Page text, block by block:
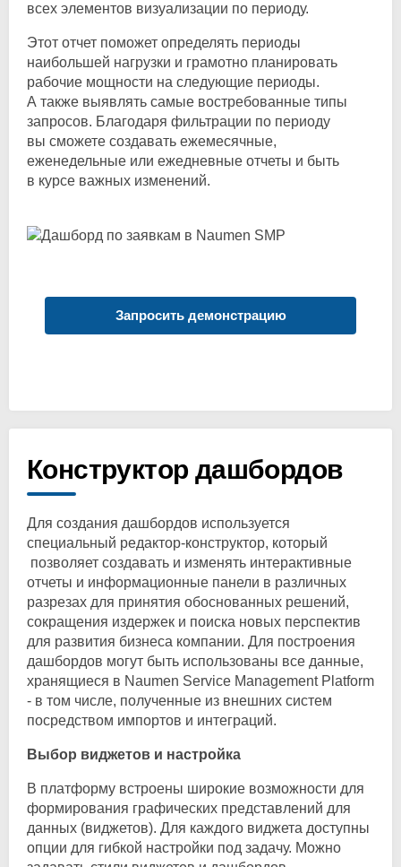
всех элементов визуализации по периоду.
Этот отчет поможет определять периоды
наибольшей нагрузки и грамотно планировать
рабочие мощности на следующие периоды.
А также выявлять самые востребованные типы
запросов. Благодаря фильтрации по периоду
вы сможете создавать ежемесячные,
еженедельные или ежедневные отчеты и быть
в курсе важных изменений.
Запросить демонстрацию
Конструктор дашбордов
Для создания дашбордов используется
специальный редактор-конструктор, который
позволяет создавать и изменять интерактивные
отчеты и информационные панели в различных
разрезах для принятия обоснованных решений,
сокращения издержек и поиска новых перспектив
для развития бизнеса компании. Для построения
дашбордов могут быть использованы все данные,
хранящиеся в Naumen Service Management Platform
- в том числе, полученные из внешних систем
посредством импортов и интеграций.
Выбор виджетов и настройка
В платформу встроены широкие возможности для
формирования графических представлений для
данных (виджетов). Для каждого виджета доступны
опции для гибкой настройки под задачу. Можно